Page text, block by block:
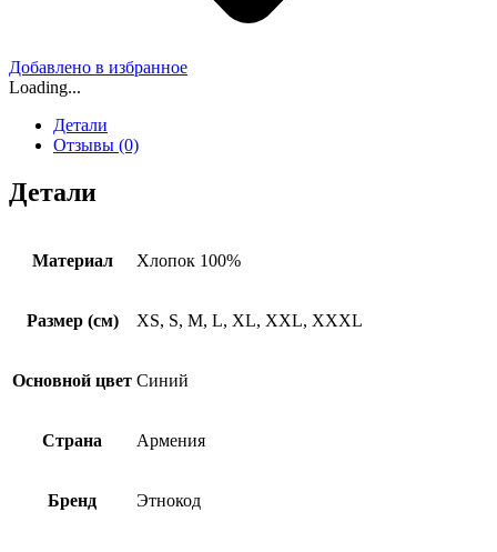
Добавлено в избранное
Loading...
Детали
Отзывы (0)
Детали
Материал Хлопок 100%
Размер (см) XS, S, M, L, XL, XXL, XXXL
Основной цвет Синий
Страна Армения
Бренд Этнокод